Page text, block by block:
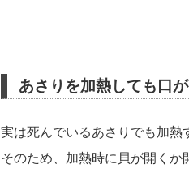
あさりを加熱しても口
実は死んでいるあさりでも加熱
そのため、加熱時に貝が開く